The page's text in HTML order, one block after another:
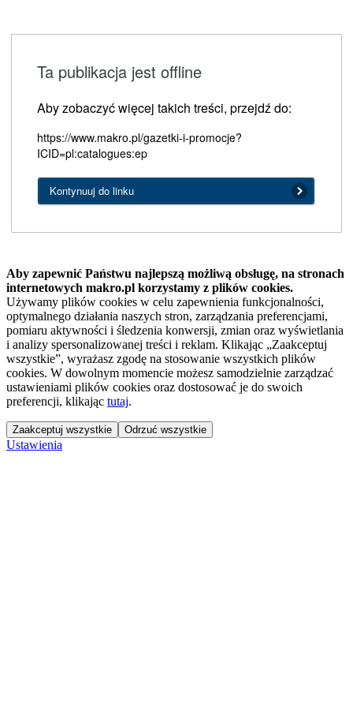
Ta publikacja jest offline
Aby zobaczyć więcej takich treści, przejdź do:
https://www.makro.pl/gazetki-i-promocje?
ICID=pl:catalogues:ep
Kontynuuj do linku